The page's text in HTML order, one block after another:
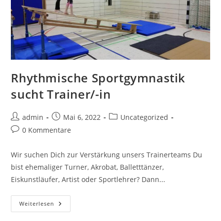
Rhythmische Sportgymnastik
sucht Trainer/-in
Beitrags-
Autor:
admin
Beitrag
veröffentlicht:
Mai 6, 2022
Beitrags-
Uncategorized
Beitrags-
0 Kommentare
Wir suchen Dich zur Verstärkung unsers Trainerteams Du
bist ehemaliger Turner, Akrobat, Balletttänzer,
Eiskunstläufer, Artist oder Sportlehrer? Dann...
Weiterlesen Rhythmische
Sportgymnastik